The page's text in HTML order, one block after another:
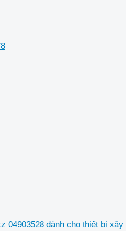
04903528 dành cho thiết bị xây